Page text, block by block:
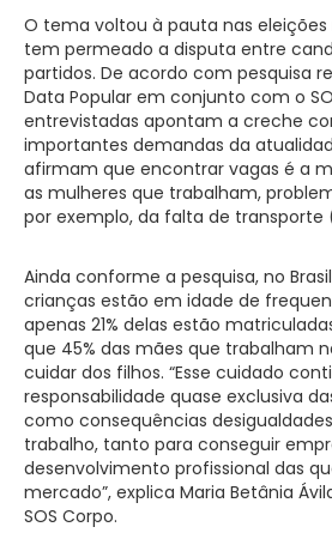
O tema voltou à pauta nas eleições
tem permeado a disputa entre
partidos. De acordo com pesquisa
Data Popular em conjunto com o
entrevistadas apontam a creche
importantes demandas da
afirmam que encontrar vagas é a
as mulheres que trabalham,
por exemplo, da falta de transporte
Ainda conforme a pesquisa, no
crianças estão em idade de
apenas 21% delas estão
que 45% das mães que trabalham
cuidar dos filhos. “Esse cuidado
responsabilidade quase exclusiva
como consequências
trabalho, tanto para conseguir
desenvolvimento profissional das
mercado”, explica Maria Betânia
SOS Corpo.